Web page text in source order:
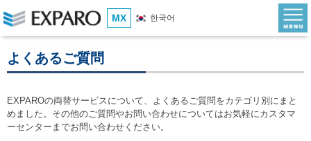
MX 한국어
よくあるご質問
EXPAROの両替サービスについて、よくあるご質問をカテゴリ別にまと
めました。その他のご質問やお問い合わせについてはお気軽にカスタマ
ーセンターまでお問い合わせください。